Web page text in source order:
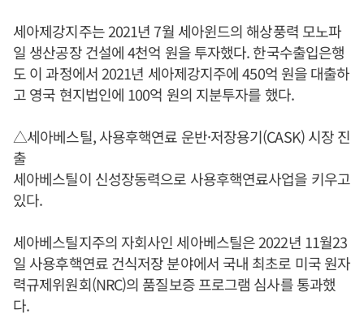
세아제강지주는 2021년 7월 세아윈드의 해상풍력 모노파
일 생산공장 건설에 4천억 원을 투자했다. 한국수출입은행
도 이 과정에서 2021년 세아제강지주에 450억 원을 대출하
고 영국 현지법인에 100억 원의 지분투자를 했다.
△세아베스틸, 사용후핵연료 운반·저장용기(CASK) 시장 진
출
세아베스틸이 신성장동력으로 사용후핵연료사업을 키우고
있다.
세아베스틸지주의 자회사인 세아베스틸은 2022년 11월23
일 사용후핵연료 건식저장 분야에서 국내 최초로 미국 원자
력규제위원회(NRC)의 품질보증 프로그램 심사를 통과했
다.